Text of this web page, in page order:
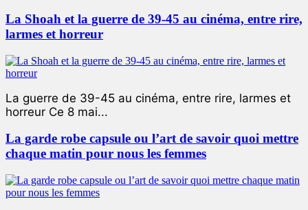
La Shoah et la guerre de 39-45 au cinéma, entre rire,
larmes et horreur
La guerre de 39-45 au cinéma, entre rire, larmes et
horreur Ce 8 mai...
La garde robe capsule ou l’art de savoir quoi mettre
chaque matin pour nous les femmes